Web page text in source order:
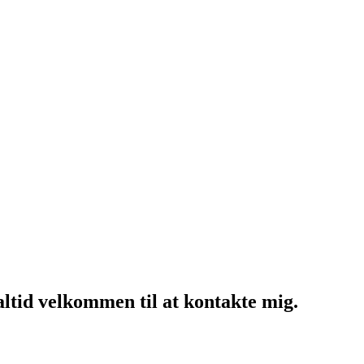
velkommen til at kontakte mig.